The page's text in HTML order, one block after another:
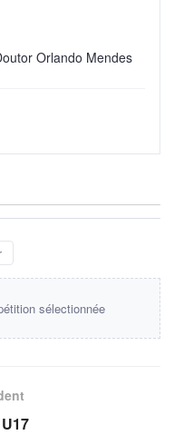
Orlando Mendes
sélectionnée